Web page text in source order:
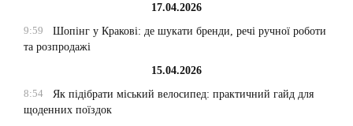
17.04.2026
9:59
Шопінг у Кракові: де шукати бренди, речі ручної роботи
та розпродажі
15.04.2026
8:54
Як підібрати міський велосипед: практичний гайд для
щоденних поїздок